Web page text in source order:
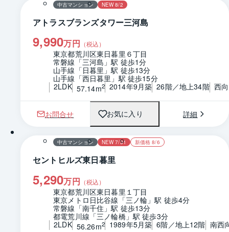
中古マンション NEW 8/2
アトラスブランズタワー三河島
9,990万円 （税込）
東京都荒川区東日暮里６丁目
常磐線「三河島」駅 徒歩1分
山手線「日暮里」駅 徒歩13分
山手線「西日暮里」駅 徒歩15分
2LDK 57.14m2 2014年9月築 26階／地上34階 西
お問合せ お気に入り 詳細
1 / 0 間取り
中古マンション NEW 7/31 新価格 8/6
セントヒルズ東日暮里
5,290万円 （税込）
東京都荒川区東日暮里１丁目
東京メトロ日比谷線「三ノ輪」駅 徒歩4分
常磐線「南千住」駅 徒歩13分
都電荒川線「三ノ輪橋」駅 徒歩3分
2LDK 56.26m2 1989年5月築 6階／地上12階 南西